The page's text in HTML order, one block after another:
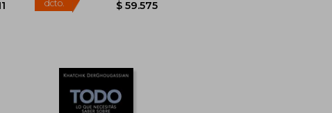
$ 137.679 30%
dcto.